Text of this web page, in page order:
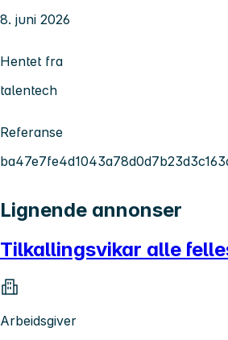
8. juni 2026
Hentet fra
talentech
Referanse
Lignende annonser
Tilkallingsvikar alle
Arbeidsgiver